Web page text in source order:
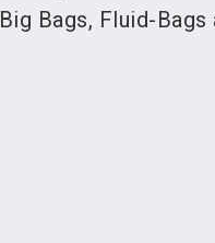
Big Bags, Fluid-